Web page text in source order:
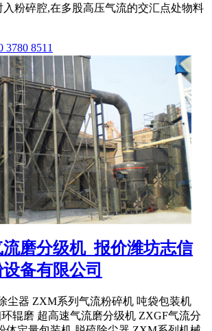
入粉碎腔,在多股高压气流的交汇点处物料
3780 8511
磨分级机_报价潍坊志信
备有限公司
尘器 ZXM系列气流粉碎机 吨袋包装机
辊磨 超高速气流磨分级机 ZXGF气流分